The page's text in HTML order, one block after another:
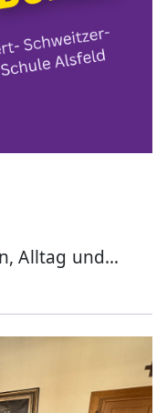
Alltag und…